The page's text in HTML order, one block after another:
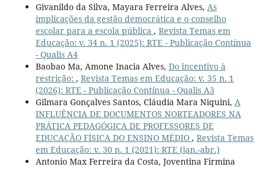
Givanildo da Silva, Mayara Ferreira Alves, As
implicações da gestão democrática e o conselho
escolar para a escola pública , Revista Temas em
Educação: v. 34 n. 1 (2025): RTE - Publicação Contínua
- Qualis A4
Baobao Ma, Amone Inacia Alves, Do incentivo à
restrição: , Revista Temas em Educação: v. 35 n. 1
(2026): RTE - Publicação Contínua - Qualis A3
Gilmara Gonçalves Santos, Cláudia Mara Niquini, A
INFLUÊNCIA DE DOCUMENTOS NORTEADORES NA
PRÁTICA PEDAGÓGICA DE PROFESSORES DE
EDUCAÇÃO FÍSICA DO ENSINO MÉDIO , Revista Temas
em Educação: v. 30 n. 1 (2021): RTE (jan.-abr.)
Antonio Max Ferreira da Costa, Joventina Firmina